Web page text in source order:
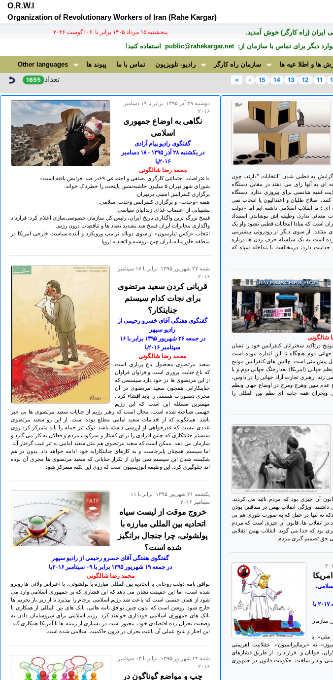
O.R.W.I
Organization of Revolutionary Workers of Iran (Rahe Kargar)
ايران (راه کارگر) خوش آمديد. پنجشنبه ۱۵ مرداد ۱۴۰۵ برابر با ۰۶ اگوست ۲۰۲۶
ديگر برای تماس با سازمان از;public@rahekargar.net استفاده کنید!
ها و اطلا عیه ها سازمان راه کارگر رادیو- تلویزیون تماس با ما پیوند ها Other languages
11
12
13
14
15
›
» تعداد 1655
به قطبی شدن "انتخابات "دارند، چون
به آنها رای می دهند در مقابل دستگاه
فقیه شانسی برای پیروزی ندارد. دستگاه
اصلاح طلبان و اعتدالیون یا انتخاب نمی
: ما انقلاب اسلامی داشته ایم اما «دولت
معنائی ندارد، وظیفه اش پوشاندن استبداد
است که مبادا انتخابات قطبی نشود واو یک
منتقد. از سوی دیگر از رودروئی بیشترمی
کرده است به یک سلسله حرف زدن ها درباره
دارد، درمخالفت با مداخله سپاه که
شالگونی
درتاکید سخنرانان کنفرانس خود را نشان
دوم هیچگاه تا این اندازه نبوده است
پیش بینی است. چالش های کنفرانس مونیخ
جهانی (امریکا) بعدازجنگ جهانی دوم و یا
زند. رهبری تجارت آزاد جهانی را در داوس،
تبیین وهرج ومرج در اوضاع جهان ونظم
همه جانبه ای نظم بین المللی را
آن چیزی بود که مردم تائید می کردند.
ویژگی انقلاب بهمن در متناقض بودن
نه تنها در عمل که به صورت تئوری هم بی
انقلاب ها، قانون آن چیزی است که مردم
بود که خدا می گوید. انقلاب بهمن انقلابی
حق تصمیم گیری مردم .
سازمان
با
نه «نرمالیزاسیون». عقلانیت اهریمنی
جوانان و...قرار دارد. از طریق فشارهای
وادار ساخت. حکومت قانون در جمهوری
دوشنبه ۲۹ آذر ۱۳۹۵ برابر با ۱۹ دسامبر
۲۰۱۶
نگاهی به اوضاع جمهوری
اسلامی
گفتگوی رادیو پیام آزادی
در يکشنبه ۲۸ آذر ۱۳۹۵ - ۱۸ دسامبر
۲٠۱۶پا
محمد رضا شالگونی
«اعتراضات اجتماعی کارگری ،صنفی و اجتماعی ۶۹در صد افزایش یافته است».
شورای شهر تهران ۵ میلیون حاشیه‌نشین پایتخت را خطرناک خواند.
برگزاری کنفرانس امنیتی درتهران.
هفته «وحدت» و برگزاری کنفرانس وحدت اسلامی.
پشتیبانی از اعتصاب غذای زندانیان سیاسی.
فسخ بزرگ ترین واگذاری تاریخ ایران، رئیس کل سازمان خصوصی‌سازی اعلام کرد: قرارداد
واگذاری مخابرات ایران فسخ شد.تشدید تضاد ها و تناقضات درون رژیم.
انتحاب «رکس تیلرسون» از سوی دونالد ترامپ ورویکرد و آینده سیاست خارجی امریکا در
منطقه خاورمیانه،ایران چین ،روسیه و اتحادیه اروپا .
شنبه ۲۷ شهريور ۱۳۹۵ برابر با ۱۷ سپتامبر
۲۰۱۶
قربانی کردن سعید مرتضوی
برای نجات کدام سیستم
جنایتکار؟
گفتگوی هفتگی آقای خسرو رحیمی از
رادیو سپهر
در جمعه ۲۶ شهريور ۱۳۹۵ برابر با ۱۶
سپتامبر ۲٠۱۶با
محمد رضا شالگونی
سعید مرتضوی محصول باغ پرباری است
که باغ جنایت پروری است و فراوان فراوان
از این مرتضوی ها در خود دارد.سیستمی که
جنایتکارانی همچون سعید مرتضوی در آن
مجری دستورات هستند، را باید افشاء کرد .
مهمترین مسئله این است که این رژیم
جهنمی شناخته شده است. محال است که رهبر رژیم از جنایات سعید مرتضوی ها بی خبر
باشد. همانگونه که از اقدامات سعید امامی مطلع بوده است. از این رو سعید مرتضوی
عددی نیست که عذرخواهی او ارزشی داشته باشد. نوک تیز حمله را باید متمرکز کرد روی
سیستم جنایتکاری که چنین افرادی را برای کشتار و سرکوب مردم و فعالان به کار می گیرد و
سازمان می دهد. ممکن است که سعید مرتضوی هم مثل سعید امامی به تیر غیب گرفتار آید.
اما سیستم همچنان پابرجاست و به کارهای جنایتکارانه خود ادامه خواهد داد. بدون در هم
شکسته شدن این سیستم نمی توان از تکرار جنایاتی که سعید مرتضوی ها مجری آن بوده
اند جلوگیری کرد. این وظیفه اپوزیسیون است که روی این نکته متمرکز شود
يكشنبه ۲۱ شهريور ۱۳۹۵ برابر با ۱۱
سپتامبر ۲۰۱۶
خروج موقت از لیست سیاه
اتحادیه بین المللی مبارزه با
پولشوئی، چرا جنجال برانگیز
شده است؟
گفتگوی هفتگی آقای خسرو رحیمی از رادیو سپهر
در جمعه ۱۹ شهريور ۱۳۹۵ برابر با ٠۹ سپتامبر ۲٠۱۶با
محمد رضا شالگونی
توافق نامه دولت روحانی با اتحادیه بین المللی مبارزه با پولشوئی، با اعتراض ولائی ها روبرو
شده است، اما این حقیقت نشان می دهد که این فشاری که بر جمهوری اسلامی وارد می
شود از همان جنسی است که باعث شد رژیم اسلامی برجام را بپذیرد تا از زیر بار تحریم ها
خارج شود. روشن است که بدون چنین توافق نامه هائی، بانک های بین المللی از همکاری با
بانک های جمهوری اسلامی خودداری خواهند کرد. رژیم اسلامی برای سروسامان دادن به
وضعیت بحران زده اقتصادی خود، مجبور است در بسیاری از زمینه ها با آمریکا همکاری کند.
این اجبار و نتایج عملی آن باعث بحران در درون حاکمیت اسلامی شده است
شنبه ۱۳ شهريور ۱۳۹۵ برابر با ۰۳ سپتامبر
۲۰۱۶
چپ و مواضع گوناگون در